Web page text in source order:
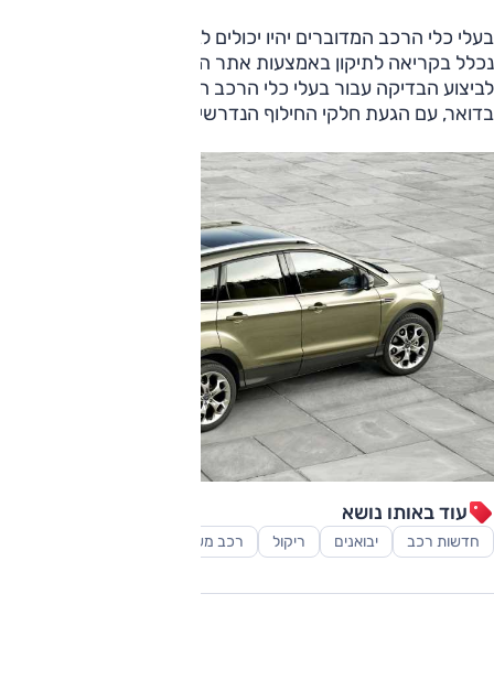
בעלי כלי הרכב המדוברים יהיו יכולים לבדוק אם הרכב שברשותם
נכלל בקריאה לתיקון באמצעות אתר השירות של היבואן. הזמנה
לביצוע הבדיקה עבור בעלי כלי הרכב הרלוונטיים תישלח גם
בדואר, עם הגעת חלקי החילוף הנדרשים למלאי היבואן.
עוד באותו נושא
חדשות רכב יבואנים ריקול רכב משפחתי